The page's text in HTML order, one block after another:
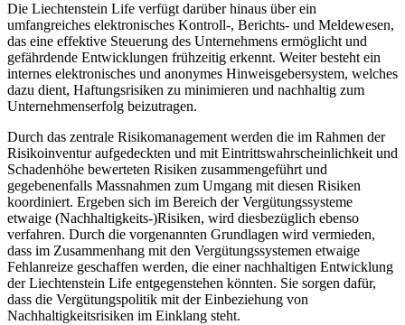
Die Liechtenstein Life verfügt darüber hinaus über ein
umfangreiches elektronisches Kontroll-, Berichts- und Meldewesen,
das eine effektive Steuerung des Unternehmens ermöglicht und
gefährdende Entwicklungen frühzeitig erkennt. Weiter besteht ein
internes elektronisches und anonymes Hinweisgebersystem, welches
dazu dient, Haftungsrisiken zu minimieren und nachhaltig zum
Unternehmenserfolg beizutragen.
Durch das zentrale Risikomanagement werden die im Rahmen der
Risikoinventur aufgedeckten und mit Eintrittswahrscheinlichkeit und
Schadenhöhe bewerteten Risiken zusammengeführt und
gegebenenfalls Massnahmen zum Umgang mit diesen Risiken
koordiniert. Ergeben sich im Bereich der Vergütungssysteme
etwaige (Nachhaltigkeits-)Risiken, wird diesbezüglich ebenso
verfahren. Durch die vorgenannten Grundlagen wird vermieden,
dass im Zusammenhang mit den Vergütungssystemen etwaige
Fehlanreize geschaffen werden, die einer nachhaltigen Entwicklung
der Liechtenstein Life entgegenstehen könnten. Sie sorgen dafür,
dass die Vergütungspolitik mit der Einbeziehung von
Nachhaltigkeitsrisiken im Einklang steht.